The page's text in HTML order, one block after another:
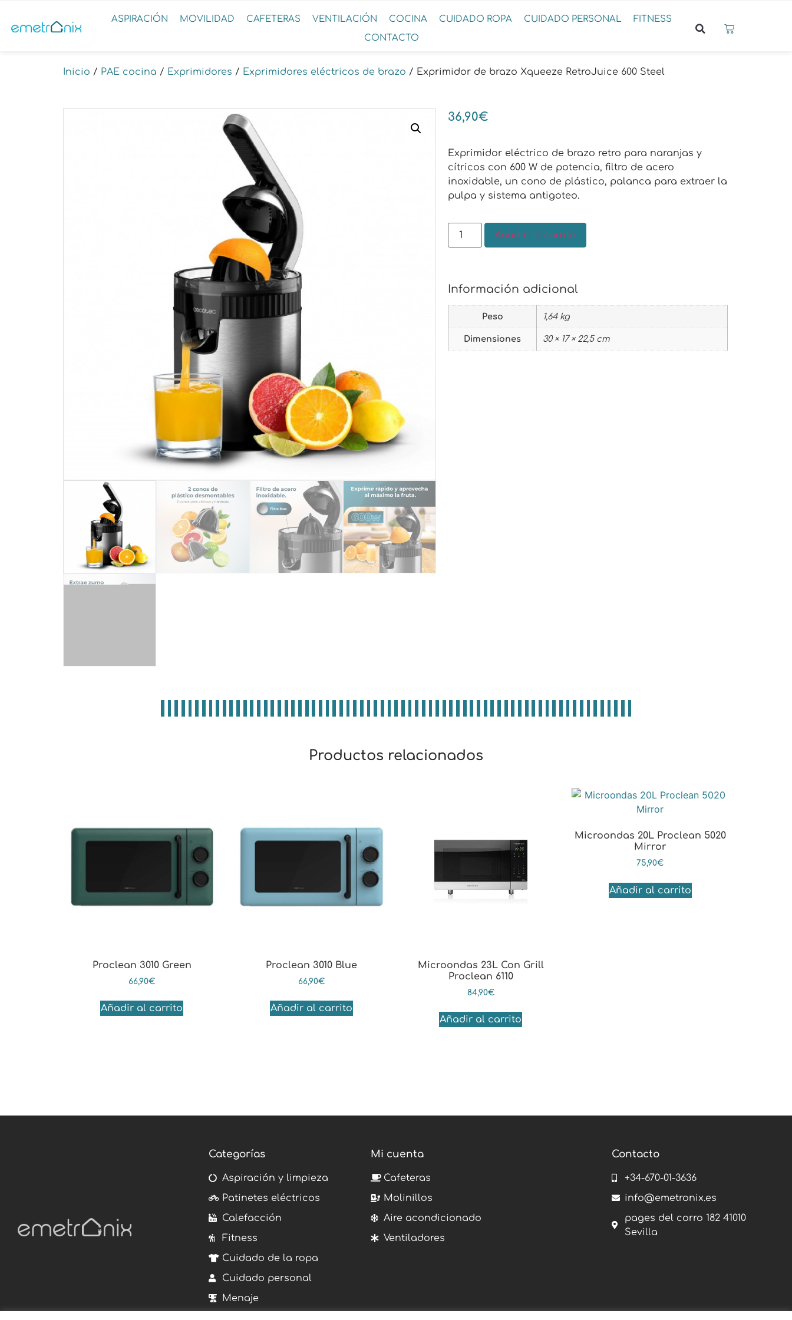
ASPIRACIÓN MOVILIDAD CAFETERAS VENTILACIÓN COCINA CUIDADO ROPA CUIDADO PERSONAL
FITNESS
CONTACTO
Inicio / PAE cocina / Exprimidores / Exprimidores eléctricos de brazo / Exprimidor de brazo Xqueeze RetroJuice 600 Steel
36,90€
Exprimidor eléctrico de brazo retro para naranjas y
cítricos con 600 W de potencia, filtro de acero
inoxidable, un cono de plástico, palanca para extraer la
pulpa y sistema antigoteo.
Añadir al carrito
Información adicional
Peso 1,64 kg
Dimensiones 30 × 17 × 22,5 cm
Productos relacionados
Proclean 3010 Green
66,90€
Añadir al carrito
Proclean 3010 Blue
66,90€
Añadir al carrito
Microondas 23L Con Grill
Proclean 6110
84,90€
Añadir al carrito
Microondas 20L Proclean 5020
Mirror
75,90€
Añadir al carrito
Categorías
Aspiración y limpieza
Patinetes eléctricos
Calefacción
Fitness
Cuidado de la ropa
Cuidado personal
Menaje
Mi cuenta
Cafeteras
Molinillos
Aire acondicionado
Ventiladores
Contacto
+34-670-01-3636
info@emetronix.es
pages del corro 182 41010
Sevilla